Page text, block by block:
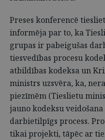
Preses konferencē
informēja par to, ka
grupas ir pabeigušas
tiesvedības procesu
atbildības kodeksa un
ministrs uzsvēra, ka,
piezīmēm (Tieslietu
jauno kodeksu
darbietilpīgs process.
tikai projekti, tāpēc ar